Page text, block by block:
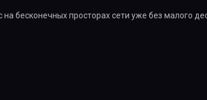
бесконечных просторах сети уже без малого